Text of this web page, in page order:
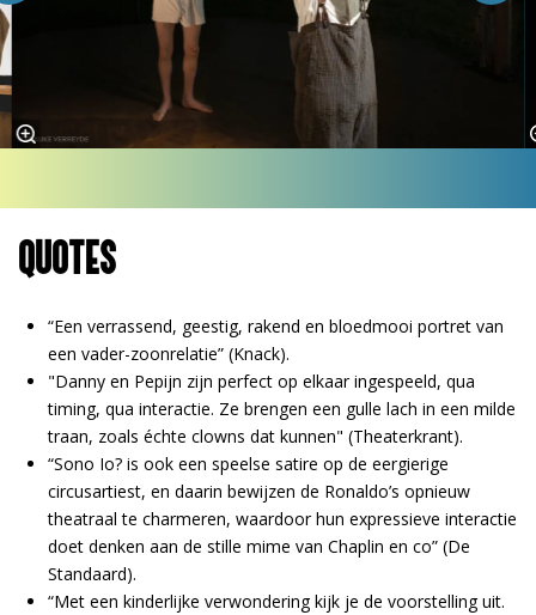
QUOTES
“Een verrassend, geestig, rakend en bloedmooi portret van
een vader-zoonrelatie” (Knack).
"Danny en Pepijn zijn perfect op elkaar ingespeeld, qua
timing, qua interactie. Ze brengen een gulle lach in een milde
traan, zoals échte clowns dat kunnen" (Theaterkrant).
“Sono Io? is ook een speelse satire op de eergierige
circusartiest, en daarin bewijzen de Ronaldo’s opnieuw
theatraal te charmeren, waardoor hun expressieve interactie
doet denken aan de stille mime van Chaplin en co” (De
Standaard).
“Met een kinderlijke verwondering kijk je de voorstelling uit.